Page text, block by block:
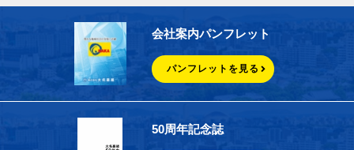
会社案内パンフレット
パンフレットを見る
50周年記念誌